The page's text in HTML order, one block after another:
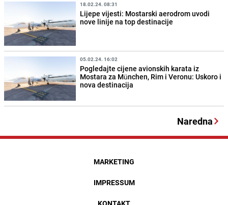
18.02.24. 08:31
Lijepe vijesti: Mostarski aerodrom uvodi
nove linije na top destinacije
05.02.24. 16:02
Pogledajte cijene avionskih karata iz
Mostara za München, Rim i Veronu: Uskoro i
nova destinacija
Naredna
MARKETING
IMPRESSUM